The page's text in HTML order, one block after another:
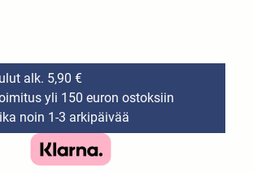
alk. 5,90 €
yli 150 euron ostoksiin
noin 1-3 arkipäivää